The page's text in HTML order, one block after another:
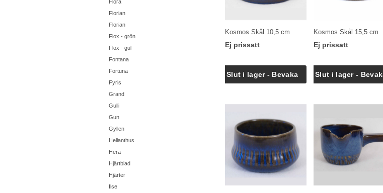
Flora
Florian
Florian
Flox - grön
Flox - gul
Fontana
Fortuna
Fyris
Grand
Gulli
Gun
Gyllen
Helianthus
Hera
Hjärtblad
Hjärter
Ilse
Kosmos Skål 10,5 cm
Ej prissatt
Kosmos Skål 15,5 cm
Ej prissatt